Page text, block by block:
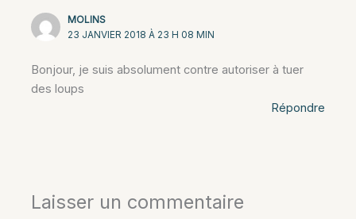
MOLINS
23 JANVIER 2018 À 23 H 08 MIN
Bonjour, je suis absolument contre autoriser à tuer
des loups
Répondre
Laisser un commentaire